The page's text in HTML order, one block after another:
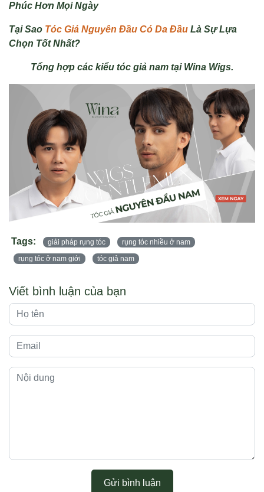
Phúc Hơn Mọi Ngày
Tại Sao Tóc Giả Nguyên Đầu Có Da Đầu Là Sự Lựa
Chọn Tốt Nhất?
Tổng hợp các kiểu tóc giả nam tại Wina Wigs.
Tags: giải pháp rụng tóc
rụng tóc nhiều ở nam
rụng tóc ở nam giới
tóc giả nam
Viết bình luận của bạn
Gửi bình luận